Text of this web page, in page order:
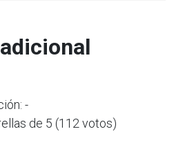
-
de 5 (112 votos)